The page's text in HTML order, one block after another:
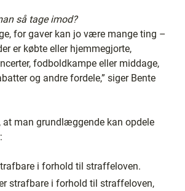
så tage imod?
for gaver kan jo være mange ting –
er købte eller hjemmegjorte,
fodboldkampe eller middage,
og andre fordele,” siger Bente
at man grundlæggende kan opdele
i forhold til straffeloven.
strafbare i forhold til straffeloven,